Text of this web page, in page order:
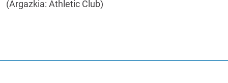
(Argazkia: Athletic Club)